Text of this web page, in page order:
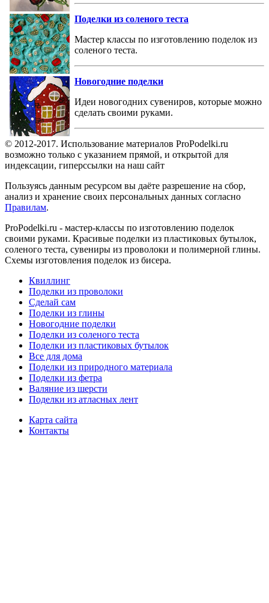
Поделки из соленого теста
Мастер классы по изготовлению поделок из
соленого теста.
Новогодние поделки
Идеи новогодних сувениров, которые можно
сделать своими руками.
© 2012-2017. Использование материалов ProPodelki.ru
возможно только с указанием прямой, и открытой для
индексации, гиперссылки на наш сайт
Пользуясь данным ресурсом вы даёте разрешение на сбор,
анализ и хранение своих персональных данных согласно
Правилам.
ProPodelki.ru - мастер-классы по изготовлению поделок
своими руками. Красивые поделки из пластиковых бутылок,
соленого теста, сувениры из проволоки и полимерной глины.
Схемы изготовления поделок из бисера.
Квиллинг
Поделки из проволоки
Сделай сам
Поделки из глины
Новогодние поделки
Поделки из соленого теста
Поделки из пластиковых бутылок
Все для дома
Поделки из природного материала
Поделки из фетра
Валяние из шерсти
Поделки из атласных лент
Карта сайта
Контакты